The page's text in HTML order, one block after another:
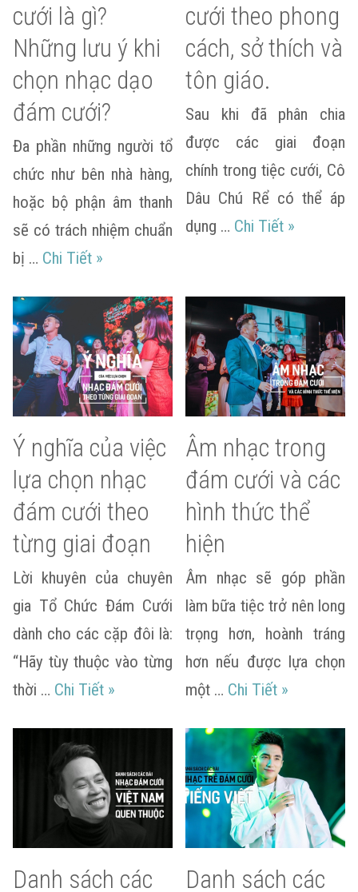
cưới là gì?
Những lưu ý khi
chọn nhạc dạo
đám cưới?
Đa phần những người tổ
chức như bên nhà hàng,
hoặc bộ phận âm thanh
sẽ có trách nhiệm chuẩn
bị … Chi Tiết Nhạc dạo đám cưới là gì? Những lưu ý
»
cưới theo phong
cách, sở thích và
tôn giáo.
Sau khi đã phân chia
được các giai đoạn
chính trong tiệc cưới, Cô
Dâu Chú Rể có thể áp
dụng … Chi Tiết Gợi ý
»
Ý nghĩa của việc
lựa chọn nhạc
đám cưới theo
từng giai đoạn
Lời khuyên của chuyên
gia Tổ Chức Đám Cưới
dành cho các cặp đôi là:
“Hãy tùy thuộc vào từng
thời … Chi Tiết Ý nghĩa của việc lựa chọn nhạc đám
»
Âm nhạc trong
đám cưới và các
hình thức thể
hiện
Âm nhạc sẽ góp phần
làm bữa tiệc trở nên long
trọng hơn, hoành tráng
hơn nếu được lựa chọn
một … Chi Tiết Âm nhạc
»
Danh sách các Danh sách các